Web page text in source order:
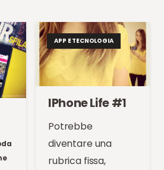
APP E TECNOLOGIA
IPhone Life #1
Potrebbe
diventare una
rubrica fissa,